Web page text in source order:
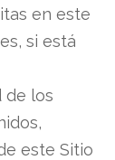
en este
si está
de los
este Sitio